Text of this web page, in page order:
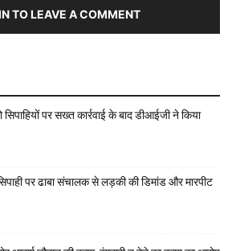
TO LEAVE A COMMENT
पर सख्त कार्रवाई के बाद डीआईजी ने किया
पर ढाबा संचालक से लड़की की डिमांड और मारपीट